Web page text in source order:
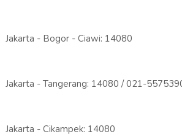
Jakarta - Bogor - Ciawi: 14080
Jakarta - Tangerang: 14080 / 021-
Jakarta - Cikampek: 14080